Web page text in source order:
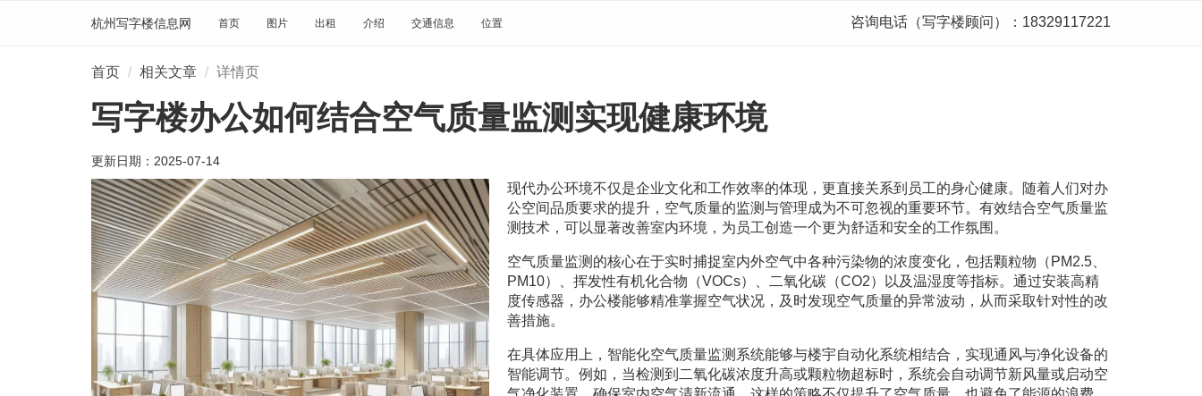
杭州写字楼信息网 首页 图片 出租 介绍 交通信息 位置 咨询电话（写字楼顾问）：18329117221
首页 相关文章 详情页
写字楼办公如何结合空气质量监测实现健康环境
更新日期： 2025-07-14
现代办公环境不仅是企业文化和工作效率的体现，更直接关系到员工的身心健康。随着人们对办
公空间品质要求的提升，空气质量的监测与管理成为不可忽视的重要环节。有效结合空气质量监
测技术，可以显著改善室内环境，为员工创造一个更为舒适和安全的工作氛围。
空气质量监测的核心在于实时捕捉室内外空气中各种污染物的浓度变化，包括颗粒物（PM2.5、
PM10）、挥发性有机化合物（VOCs）、二氧化碳（CO2）以及温湿度等指标。通过安装高精
度传感器，办公楼能够精准掌握空气状况，及时发现空气质量的异常波动，从而采取针对性的改
善措施。
在具体应用上，智能化空气质量监测系统能够与楼宇自动化系统相结合，实现通风与净化设备的
智能调节。例如，当检测到二氧化碳浓度升高或颗粒物超标时，系统会自动调节新风量或启动空